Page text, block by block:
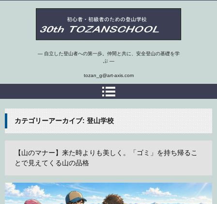
― 自立した登山者への第一歩。仲間と共に、安全登山の基礎を学
ぶ ―
tozan_g@art-axis.com
カテゴリーアーカイブ:登山学校
【山のマナー】来た時よりも美しく。「ゴミ」を持ち帰るこ
とで見えてくる山の品格